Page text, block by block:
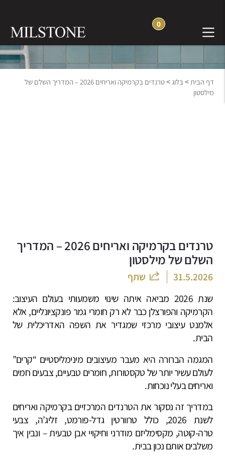
0
בלוג חוויה והשראה
דף הבית> בלוג>
טרנדים בקרמיקה ואריחים 2026 – המדריך השלם של
מילסטון
טרנדים בקרמיקה ואריחים 2026 – המדריך
השלם של מילסטון
31.5.2026
שתף
שנת 2026 מביאה איתה שינוי משמעותי בעולם העיצוב:
הקרמיקה והפורצלן כבר לא רק חומרי גמר פונקציונליים, אלא
אלמנט עיצובי מרכזי שמגדיר את השפה האדריכלית של
הבית.
המגמה הברורה היא מעבר מעיצובים מינימליסטיים “קרים”
לעולם עשיר יותר של טקסטורות, חומרים טבעיים, צבעים חמים
ואריחים בעלי נוכחות.
במדריך זה נסקור את הטרנדים המרכזיים בקרמיקה ואריחים
לשנת 2026, כולל טרוורטין גדל-פורמט, זליג’ה, צבעי
טרה-קוטה, מקסימליזם מודרני וחיקויי אבן טבעית – ונבין איך
משלבים אותם נכון בבית.